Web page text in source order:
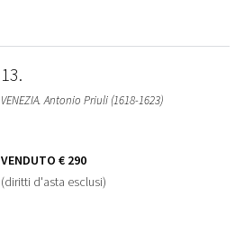
13
VENEZIA. Antonio Priuli (1618-1623)
VENDUTO € 290
(diritti d'asta esclusi)